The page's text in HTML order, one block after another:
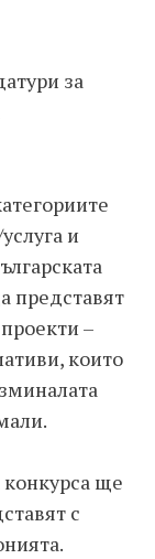
за
и
представят
–
които
ще
с